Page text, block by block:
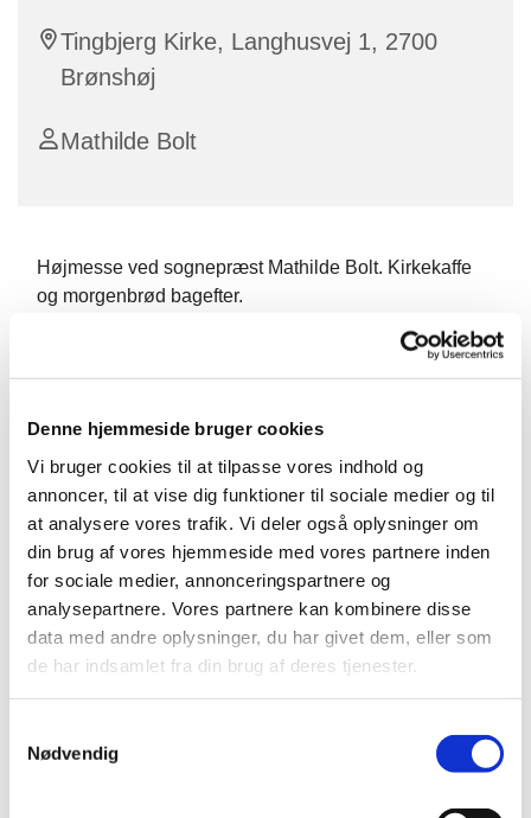
Denne hjemmeside bruger cookies
Vi bruger cookies til at tilpasse vores indhold og
annoncer, til at vise dig funktioner til sociale medier og til
at analysere vores trafik. Vi deler også oplysninger om
din brug af vores hjemmeside med vores partnere inden
for sociale medier, annonceringspartnere og
analysepartnere. Vores partnere kan kombinere disse
data med andre oplysninger, du har givet dem, eller som
de har indsamlet fra din brug af deres tjenester.
Nødvendig
Tingbjerg Kirke, Langhusvej 1, 2700
Brønshøj
Mathilde Bolt
Højmesse ved sognepræst Mathilde Bolt. Kirkekaffe
og morgenbrød bagefter.